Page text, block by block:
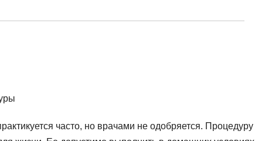
часто, но врачами не одобряется. Процедуру